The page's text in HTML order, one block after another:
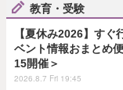
教育・受験
【夏休み2026】すぐ
ベント情報おまとめ
15開催＞
2026.8.7 Fri 19:45